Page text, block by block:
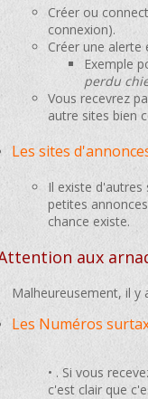
Créer ou
connexion).
Créer une
Exemple
perdu
Vous recevrez
autre sites bien
Les sites
Il existe
petites
chance existe.
aux
Malheureusement, il
Les Numéros
• . Si vous
c'est clair que